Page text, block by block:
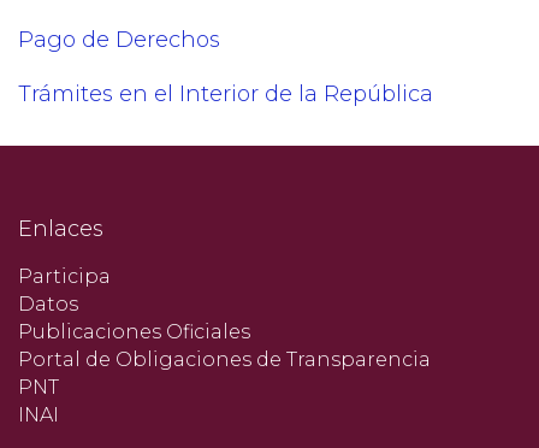
Pago de Derechos
Trámites en el Interior de la República
Enlaces
Participa
Datos
Publicaciones Oficiales
Portal de Obligaciones de Transparencia
PNT
INAI